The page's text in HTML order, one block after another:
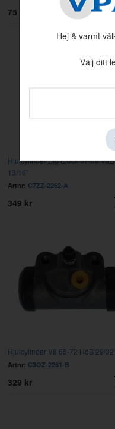
75 kr
Hjulcylinder Big Block 67-69 VäB
13/16"
Artnr: C7ZZ-2262-A
349 kr
Hjulcylinder V8 65-72 HöB 29/
Artnr: C3OZ-2261-B
329 kr
Hej & varmt
Välj ditt